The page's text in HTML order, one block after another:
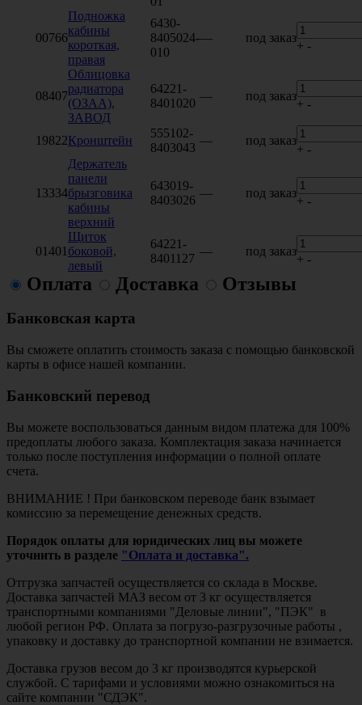
00766
Подножка
кабины
короткая,
правая
6430-
8405024-
010
— под заказ
+ -
08407
Облицовка
радиатора
(ОЗАА),
ЗАВОД
64221-
8401020
— под заказ
+ -
19822Кронштейн
555102-
8403043
— под заказ
+ -
13334
Держатель
панели
брызговика
кабины
верхний
643019-
8403026
— под заказ
+ -
01401
Щиток
боковой,
левый
64221-
8401127
— под заказ
+ -
Оплата Доставка Отзывы
Банковская карта
Вы сможете оплатить стоимость заказа с помощью банковской
карты в офисе нашей компании.
Банковский перевод
Вы можете воспользоваться данным видом платежа для 100%
предоплаты любого заказа. Комплектация заказа начинается
только после поступления информации о полной оплате
счета.
ВНИМАНИЕ ! При банковском переводе банк взымает
комиссию за перемещение денежных средств.
Порядок оплаты для юридических лиц вы можете
уточнить в разделе "Оплата и доставка".
Отгрузка запчастей осуществляется со склада в Москве.
Доставка запчастей МАЗ весом от 3 кг осуществляется
транспортными компаниями "Деловые линии", "ПЭК" в
любой регион РФ. Оплата за погрузо-разгрузочные работы ,
упаковку и доставку до транспортной компании не взимается.
Доставка грузов весом до 3 кг производятся курьерской
службой. С тарифами и условиями можно ознакомиться на
сайте компании "СДЭК".